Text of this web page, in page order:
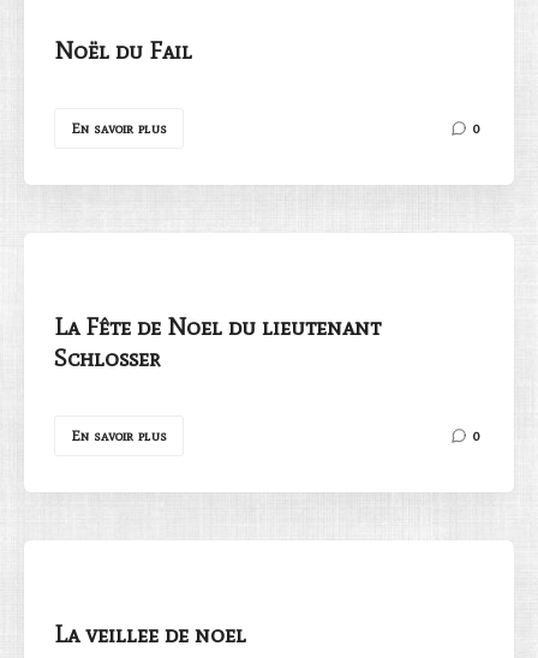
Noël du Fail
En savoir plus 0
La Fête de Noel du lieutenant
Schlosser
En savoir plus 0
La veillee de noel